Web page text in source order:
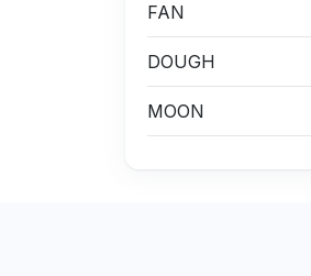
FAN
DOUGH
MOON